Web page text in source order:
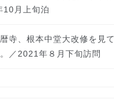
10月上旬泊
寺、根本中堂大改修を見て
／2021年８月下旬訪問